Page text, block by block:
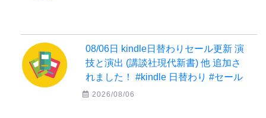
08/06日 kindle日替わりセール更新 演
技と演出 (講談社現代新書) 他 追加さ
れました！ #kindle 日替わり #セール
2026/08/06